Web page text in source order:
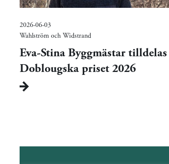
2026-06-03
Wahlström och Widstrand
Eva-Stina Byggmästar tilldelas
Doblougska priset 2026